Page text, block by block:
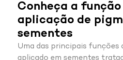
Conheça a
aplicação de
sementes
Uma das principais funções
aplicado em sementes